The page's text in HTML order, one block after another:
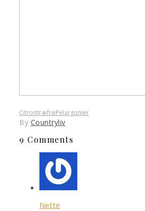
CitrontræfrøPelargonier
By Countryliv
9 Comments
Nette